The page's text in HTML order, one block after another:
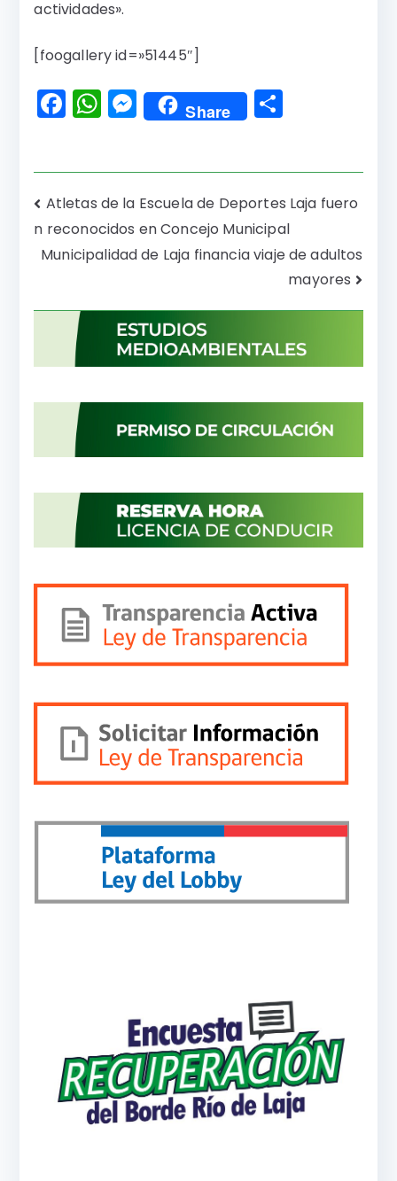
actividades».
[foogallery id=»51445″]
F
e
b
o
k
W
ts
A
p
M
e
s
e
n
er
Share
p
a
rti
r
Navegación
de
Atletas de la Escuela de Deportes Laja fuero
n reconocidos en Concejo Municipal
Municipalidad de Laja financia viaje de adultos
mayores